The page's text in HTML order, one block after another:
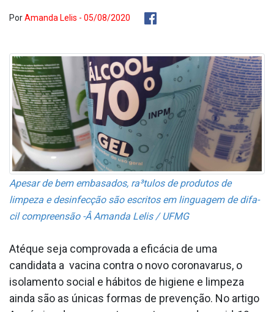
PorAmanda Lelis - 05/08/2020
Apesar de bem embasados, ra³tulos de produtos de
limpeza e desinfecção são escritos em linguagem de difa­
cil compreensão -ÂAmanda Lelis / UFMG
Atéque seja comprovada a eficácia de uma
candidata a vacina contra o novo coronava­rus, o
isolamento social e hábitos de higiene e limpeza
ainda são as únicas formas de prevenção. No artigo